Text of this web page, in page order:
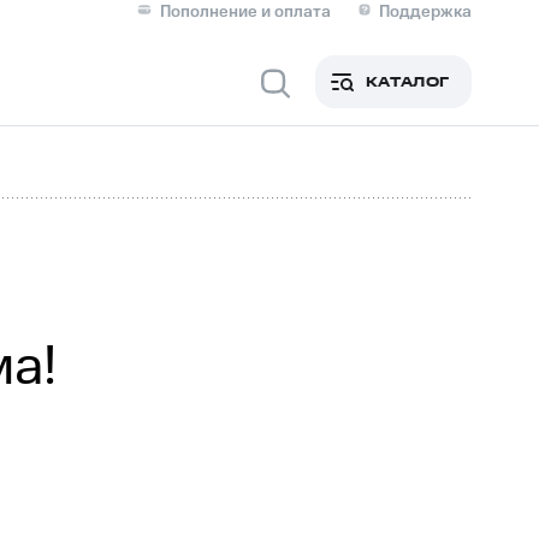
Пополнение и оплата
Поддержка
Личные кабинеты
Мобильная связь
КАТАЛОГ